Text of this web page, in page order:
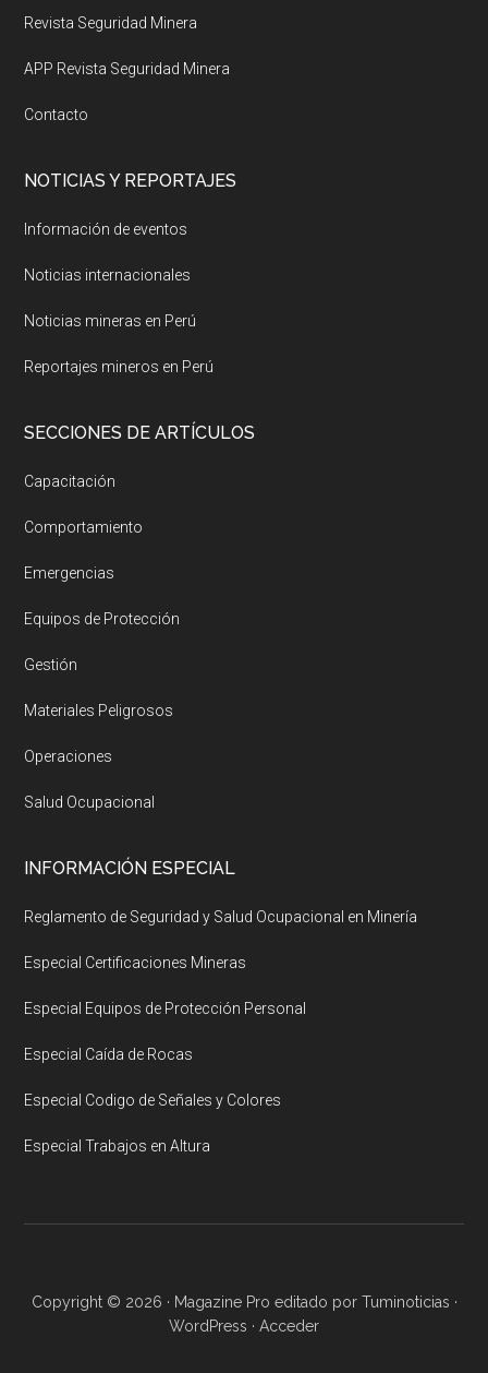
Revista Seguridad Minera
APP Revista Seguridad Minera
Contacto
NOTICIAS Y REPORTAJES
Información de eventos
Noticias internacionales
Noticias mineras en Perú
Reportajes mineros en Perú
SECCIONES DE ARTÍCULOS
Capacitación
Comportamiento
Emergencias
Equipos de Protección
Gestión
Materiales Peligrosos
Operaciones
Salud Ocupacional
INFORMACIÓN ESPECIAL
Reglamento de Seguridad y Salud Ocupacional en Minería
Especial Certificaciones Mineras
Especial Equipos de Protección Personal
Especial Caída de Rocas
Especial Codigo de Señales y Colores
Especial Trabajos en Altura
Copyright © 2026 · Magazine Pro editado por Tuminoticias ·
WordPress · Acceder